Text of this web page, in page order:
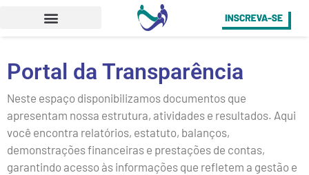
Portal da Transparência
Neste espaço disponibilizamos documentos que
apresentam nossa estrutura, atividades e resultados. Aqui
você encontra relatórios, estatuto, balanços,
demonstrações financeiras e prestações de contas,
garantindo acesso às informações que refletem a gestão e